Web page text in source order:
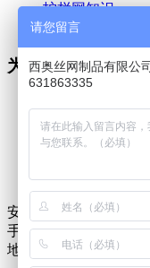
护栏网知识
护栏网问题
为你推荐
大桥护栏撞击
锌钢护栏的工艺
锌钢阳台护栏的
浸塑荷兰网的产
安平县西奥丝网制品
手机:18631863335电
地址：河北省安平县
请您留言
西奥丝网制品有限公
631863335